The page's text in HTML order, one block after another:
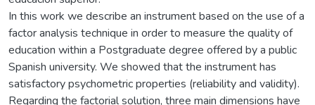
In this work we describe an instrument based on the use of a
factor analysis technique in order to measure the quality of
education within a Postgraduate degree offered by a public
Spanish university. We showed that the instrument has
satisfactory psychometric properties (reliability and validity).
Regarding the factorial solution, three main dimensions have